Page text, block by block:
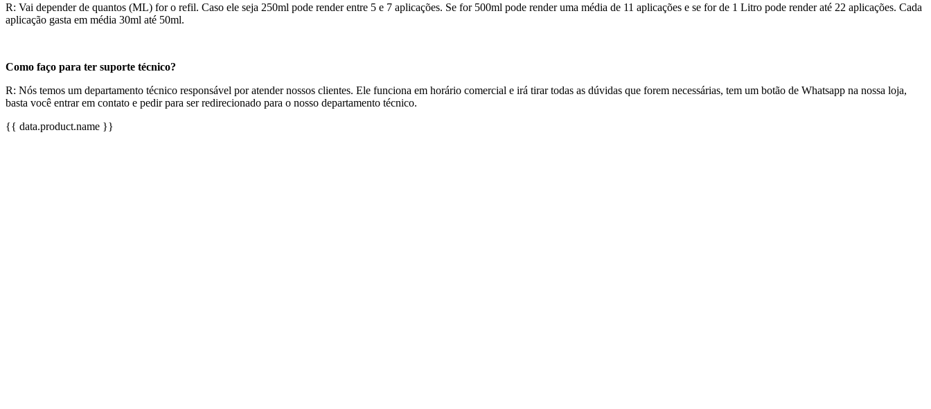
R: Vai depender de quantos (ML) for o refil. Caso ele seja 250ml pode render entre 5 e 7 aplicações. Se for 500ml pode render uma média de 11 aplicações e se for de 1 Litro pode render até 22 aplicações. Cada
aplicação gasta em média 30ml até 50ml.
Como faço para ter suporte técnico?
R: Nós temos um departamento técnico responsável por atender nossos clientes. Ele funciona em horário comercial e irá tirar todas as dúvidas que forem necessárias, tem um botão de Whatsapp na nossa loja,
basta você entrar em contato e pedir para ser redirecionado para o nosso departamento técnico.
{{ data.product.name }}